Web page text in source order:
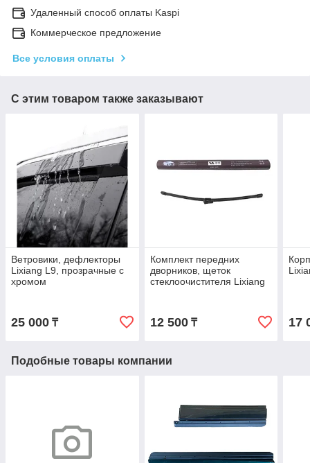
Удаленный способ оплаты Kaspi
Коммерческое предложение
Все условия оплаты
С этим товаром также заказывают
Ветровики, дефлекторы
Lixiang L9, прозрачные с
хромом
25 000 ₸
Комплект передних
дворников, щеток
стеклоочистителя Lixiang
12 500₸ 17
Подобные товары компании